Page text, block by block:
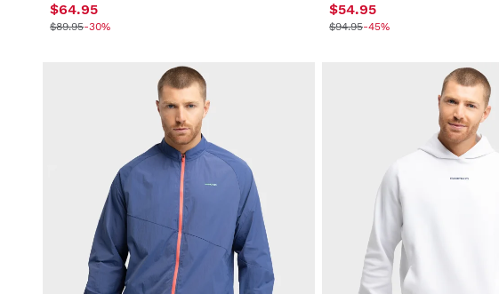
$64.95
$89.95-30%
$54.95
$94.95-45%